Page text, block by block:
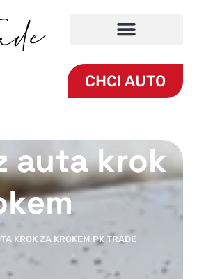
CHCI AUTO
auta krok
KROK ZA KROKEM PK TRADE